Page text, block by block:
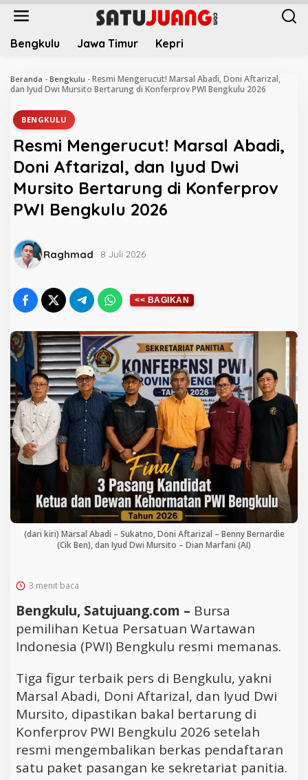
L
Bengkulu Jawa Timur Kepri
Beranda - Bengkulu - Resmi Mengerucut! Marsal Abadi, Doni Aftarizal,
dan Iyud Dwi Mursito Bertarung di Konferprov PWI Bengkulu 2026
BENGKULU
Resmi Mengerucut! Marsal Abadi,
Doni Aftarizal, dan Iyud Dwi
Mursito Bertarung di Konferprov
PWI Bengkulu 2026
Raghmad 8 Juli 2026
(dari kiri) Marsal Abadi – Sukatno, Doni Aftarizal – Benny Bernardie
(Cik Ben), dan Iyud Dwi Mursito – Dian Marfani (AI)
3 menit baca
Bengkulu, Satujuang.com – Bursa
pemilihan Ketua Persatuan Wartawan
Indonesia (PWI) Bengkulu resmi memanas.
Tiga figur terbaik pers di Bengkulu, yakni
Marsal Abadi, Doni Aftarizal, dan Iyud Dwi
Mursito, dipastikan bakal bertarung di
Konferprov PWI Bengkulu 2026 setelah
resmi mengembalikan berkas pendaftaran
satu paket pasangan ke sekretariat panitia.